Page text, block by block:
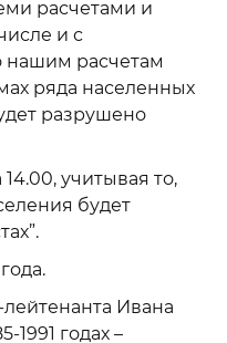
расчетами и
и с
нашим расчетам
ряда населенных
разрушено
учитывая то,
будет
Ивана
1991 годах –